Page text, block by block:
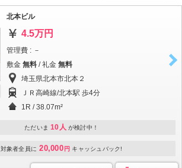
北本ビル
4.5万円
管理費 : －
敷金 無料 / 礼金 無料
埼玉県北本市北本２
ＪＲ高崎線/北本駅 歩4分
1R / 38.07m²
ただいま 10人 が検討中！
対象者全員に 20,000 円 キャッシュバック!